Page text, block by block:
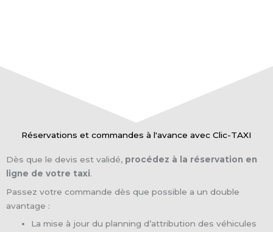
Réservations et commandes à l'avance avec Clic-TAXI
Dès que le devis est validé, procédez à la réservation en
ligne de votre taxi.
Passez votre commande dès que possible a un double
avantage :
La mise à jour du planning d’attribution des véhicules